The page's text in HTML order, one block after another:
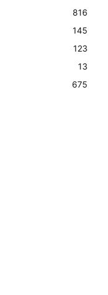
816
145
123
13
675